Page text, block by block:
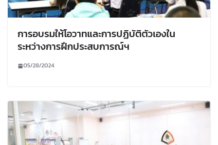
การอบรมให้โอวาทและการปฏิบัติตัวเองใน
ระหว่างการฝึกประสบการณ์ฯ
05/28/2024